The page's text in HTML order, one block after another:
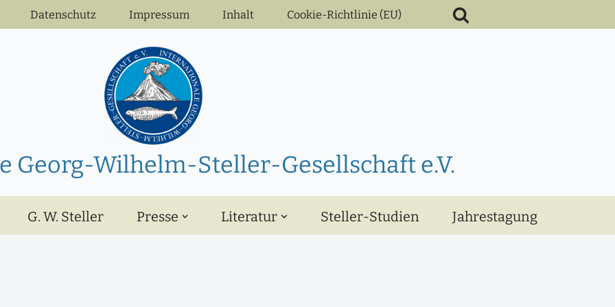
Datenschutz Impressum Inhalt Cookie-Richtlinie (EU)
Georg-Wilhelm-Steller-Gesellschaft e.V.
G. W. Steller Presse Literatur Steller-Studien Jahrestagung